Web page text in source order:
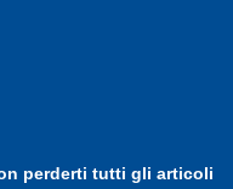
perderti tutti gli articoli